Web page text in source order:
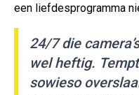
een liefdesprogramma
24/7 die
wel heftig.
sowieso